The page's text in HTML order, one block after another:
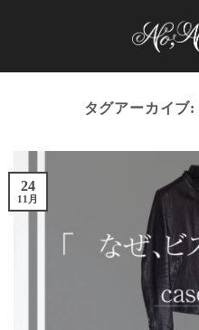
タグアーカイブ:
24
11月